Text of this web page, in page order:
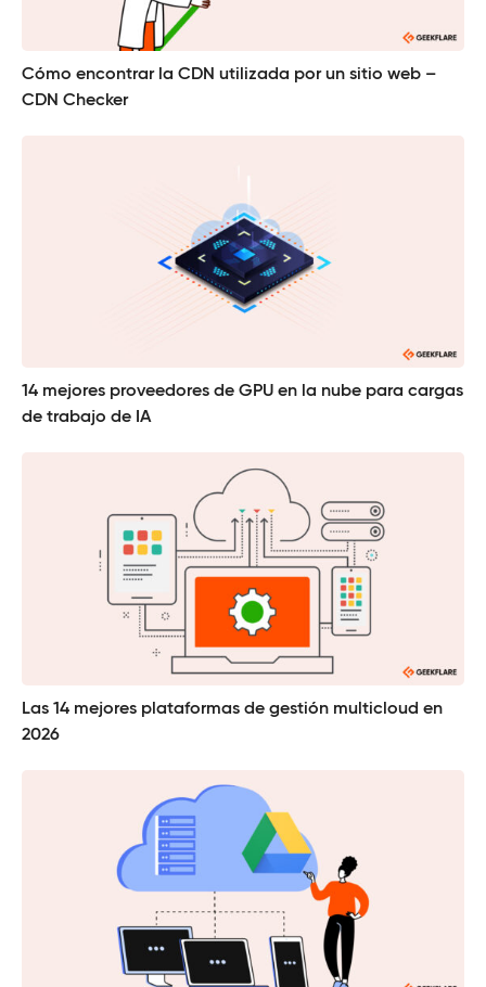
Cómo encontrar la CDN utilizada por un sitio web –
CDN Checker
14 mejores proveedores de GPU en la nube para cargas
de trabajo de IA
Las 14 mejores plataformas de gestión multicloud en
2026